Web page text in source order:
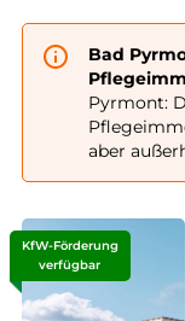
Bad
Pyrmont:
aber
KfW-Förderung
verfügbar